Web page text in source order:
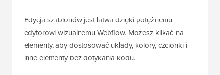
Edycja szablonów jest łatwa dzięki potężnemu
edytorowi wizualnemu Webflow. Możesz klikać na
elementy, aby dostosować układy, kolory, czcionki i
inne elementy bez dotykania kodu.